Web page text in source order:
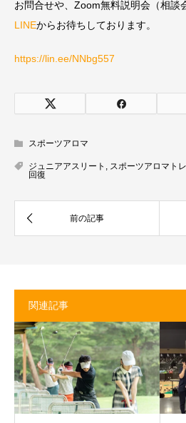
お問合せや、Zoom無料説明会（相談
LINEからお待ちしております。
https://lin.ee/NNbg557
スポーツアロマ
ジュニアアスリート スポーツアロマト
回復
関連記事